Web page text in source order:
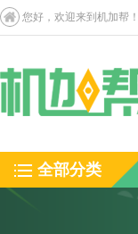
您好，欢迎来到机加帮！
全部分类